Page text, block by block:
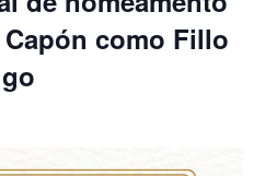
como Fillo